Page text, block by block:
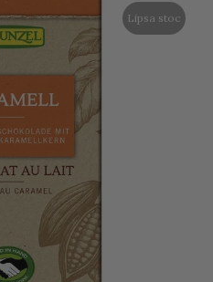
Lipsa stoc